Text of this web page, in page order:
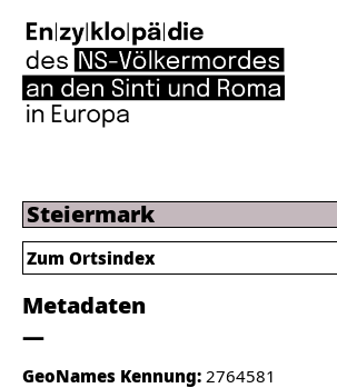
Steiermark
Metadaten
GeoNames Kennung: 2764581
Zum Ortsindex